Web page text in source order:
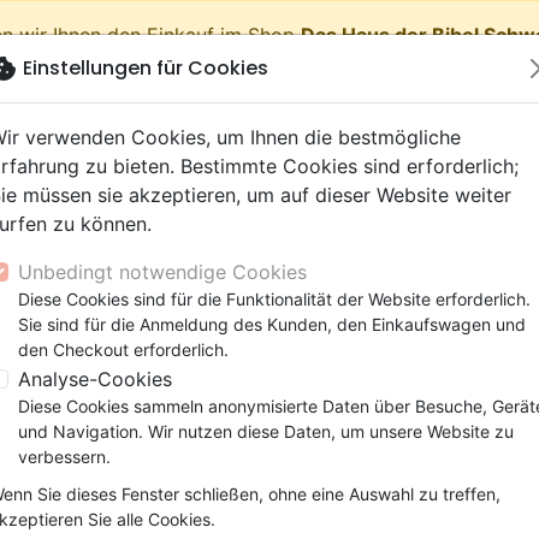
wir Ihnen den Einkauf im ShopDas Haus der Bibel
Neuheiten
Testamente
Bibelstudium
Segond 21
Darby
(Religion,
Wachstum
Gemeinde
Kinder
Kinder-, Erwachsenenarbeit
Leiden, Seelsorge
Gesundheit
Gemeinde
Ehe
Andachten
Leiden, Seelsorge
Wissenschaften)
Bibeln
9 Jahre
Jahre
Jugendliche, Teenager
Bibeln
Latino, Folk
Soul
Rap, Hip-hop
Instrumental
Pop, Rock
Konferenz
Spielfilm
Dokumentarfilm, Reportage
Spiele, Unterhaltung
Bibelhüllen
zur Nieden
bis zum Zweiten Weltkrieg in Berlin auf. Während des
bei Kassel. In Kassel wurde er Schlosser,
Hochschule Tabor in Marburg eine
In Großalmerode arbeitete er daraufhin über
Frohe Botschaft.
Einstellungen für Cookies
verwenden Cookies, um Ihnen die bestmögliche
zu bieten. Bestimmte Cookies sind erforderlich;
müssen sie akzeptieren, um auf dieser Website weiter
zu können.
Unbedingt notwendige Cookies
Diese Cookies sind für die Funktionalität der Website erforderlich.
Sie sind für die Anmeldung des Kunden, den Einkaufswagen und
den Checkout erforderlich.
Analyse-Cookies
Diese Cookies sammeln anonymisierte Daten über Besuche,
und Navigation. Wir nutzen diese Daten, um unsere Website zu
verbessern.
Sie dieses Fenster schließen, ohne eine Auswahl zu treffen,
Sie alle Cookies.